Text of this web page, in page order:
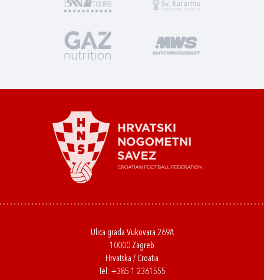
Ulica grada Vukovara 269A
10000 Zagreb
Hrvatska / Croatia
Tel: +385 1 2361555